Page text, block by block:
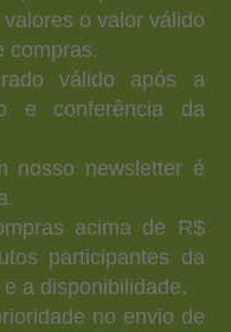
o valor válido
compras.
válido após a
e conferência da
nosso newsletter é
acima de R$
participantes da
a disponibilidade.
no envio de